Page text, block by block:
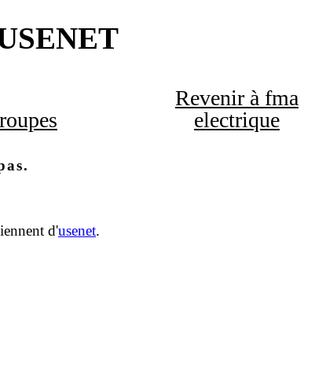
Revenir à fma
electrique
d'usenet.